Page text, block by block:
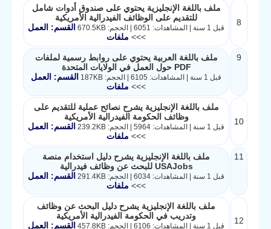
8
ملف باللغة الإنجليزية يحتوي على صندوق أدوات شامل
للتقديم على الوظائف الفيدرالية الأمريكية
قبل 1 سنة | المشاهدات: 6051 | الحجم: 670.5KB
القسم: العمل
>>> ملفات
9
ملف باللغة العربية يحتوي على روابط رسمية لملفات
PDF حول العمل في الولايات المتحدة
قبل 1 سنة | المشاهدات: 6105 | الحجم: 187KB
القسم: العمل
>>> ملفات
10
ملف باللغة الإنجليزية يشرح نصائح عملية للتقديم على
وظائف الحكومة الفيدرالية الأمريكية
قبل 1 سنة | المشاهدات: 5964 | الحجم: 239.2KB
القسم: العمل
>>> ملفات
11
ملف باللغة الإنجليزية يشرح دليل استخدام منصة
USAJobs للبحث عن وظائف فيدرالية
قبل 1 سنة | المشاهدات: 6034 | الحجم: 291.4KB
القسم: العمل
>>> ملفات
12
ملف باللغة الإنجليزية يشرح دليل البحث عن وظائف
وتدريب في الحكومة الفيدرالية الأمريكية
قبل 1 سنة | المشاهدات: 6106 | الحجم: 457.8KB
القسم: العمل